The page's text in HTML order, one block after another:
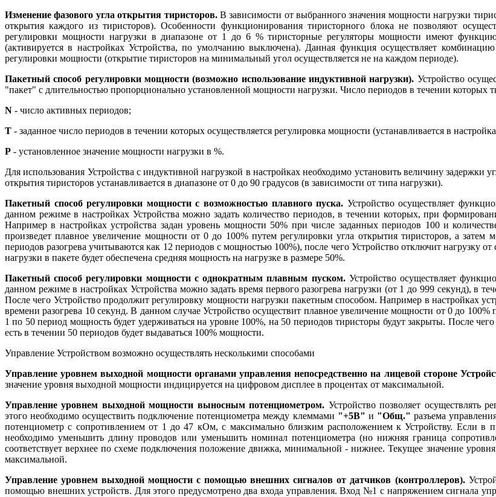
Изменение фазового угла открытия тиристоров.В зависимости от выбранного значения мощности нагрузки
открытия каждого из тиристоров). Особенности функционирования тиристорного блока не позволяют
регулировки мощности нагрузки в диапазоне от 1 до 6 % тиристорные регуляторы мощности имеют
(активируется в настройках Устройства, по умолчанию выключена). Данная функция осуществляет
регулировки мощности (открытие тиристоров на минимальный угол осуществляется не на каждом периоде).
Пакетный способ регулировки мощности (возможно использование индуктивной нагрузки). Устройство
"пакет" с длительностью пропорционально установленной мощности нагрузки. Число периодов в течении
N - число активных периодов;
Т - заданное число периодов в течении которых осуществляется регулировка мощности (устанавливается в
P - установленное значение мощности нагрузки в %.
Для использования Устройства с индуктивной нагрузкой в настройках необходимо установить величину задержки
открытия тиристоров устанавливается в диапазоне от 0 до 90 градусов (в зависимости от типа нагрузки).
Пакетный способ регулировки мощности с возможностью плавного пуска. Устройство осуществляет
данном режиме в настройках Устройства можно задать количество периодов, в течении которых, при
Например в настройках устройства задан уровень мощности 50% при числе заданных периодов 100 и
произведет плавное увеличение мощности от 0 до 100% путем регулировки угла открытия тиристоров, а
периодов разогрева учитываются как 12 периодов с мощностью 100%), после чего Устройство отключит нагрузку
нагрузки в пакете будет обеспечена средняя мощность на нагрузке в размере 50%.
Пакетный способ регулировки мощности с однократным плавным пуском. Устройство осуществляет
данном режиме в настройках Устройства можно задать время первого разогрева нагрузки (от 1 до 999 секунд), в
После чего Устройство продолжит регулировку мощности нагрузки пакетным способом. Например в настройках
времени разогрева 10 секунд. В данном случае Устройство осуществит плавное увеличение мощности от 0 до
1 по 50 период мощность будет удерживаться на уровне 100%, на 50 периодов тиристоры будут закрыты. После
есть в течении 50 периодов будет выдаваться 100% мощности.
Управление Устройством возможно осуществлять несколькими способами
Управление уровнем выходной мощности органами управления непосредственно на лицевой стороне
значение уровня выходной мощности индицируется на цифровом дисплее в процентах от максимальной.
Управление уровнем выходной мощности выносным потенциометром. Устройство позволяет
этого необходимо осуществить подключение потенциометра между клеммами "+5В" и "Общ." разъема
потенциометр с сопротивлением от 1 до 47 кОм, с максимально близким расположением к Устройству. Если в
необходимо уменьшить длину проводов или уменьшить номинал потенциометра (но нижняя граница
соответствует верхнее по схеме подключения положение движка, минимальной - нижнее. Текущее значение
максимальной.
Управление уровнем выходной мощности с помощью внешних сигналов от датчиков (контроллеров).
помощью внешних устройств. Для этого предусмотрено два входа управления. Вход №1 с напряжением сигнала